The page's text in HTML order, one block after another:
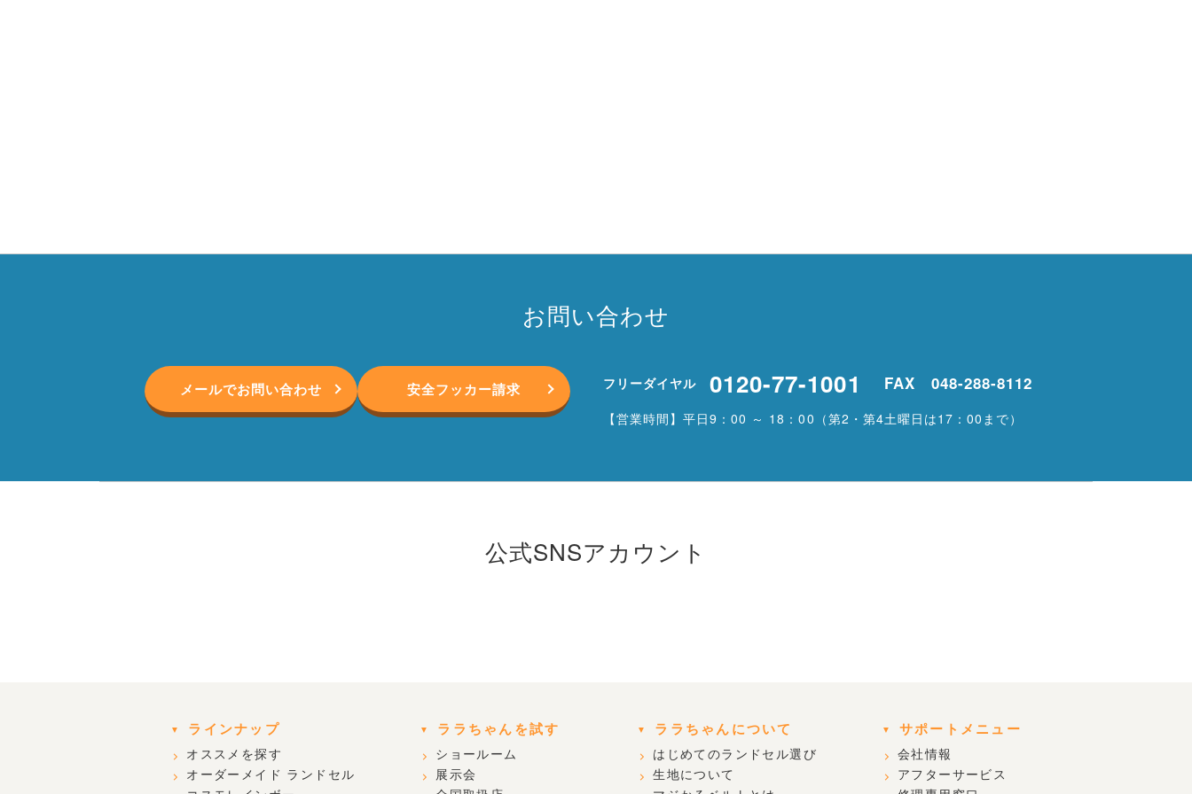
お問い合わせ
メールでお問い合わせ 安全フッカー請求 フリーダイヤル 0120-77-1001 FAX 048-288-8112
【営業時間】平日9：00 ～ 18：00 （第2・第4土曜日は17：00まで）
公式SNSアカウント
ラインナップ
オススメを探す
オーダーメイド ランドセル
ララちゃんを試す
ショールーム
展示会
ララちゃんについて
はじめてのランドセル選び
生地について
サポートメニュー
会社情報
アフターサービス